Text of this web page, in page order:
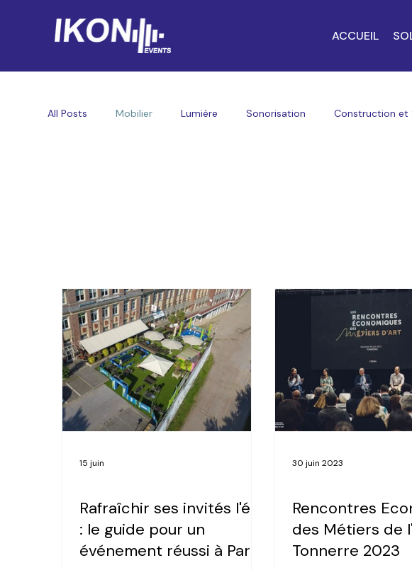
All Posts Mobilier Lumière Sonorisation Construction et
Rafraîchir ses invités l'été
: le guide pour un
événement réussi à Paris
15 juin
Rencontres
des Métiers de
Tonnerre 2023
30 juin 2023
ACCUEIL